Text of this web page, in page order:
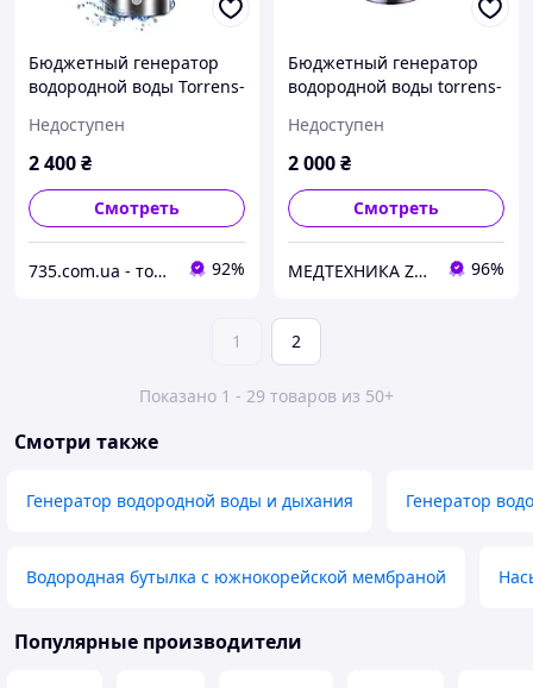
Бюджетный генератор
водородной воды Torrens-
стекло +сталь с зарядкой
от USB, на 430 мл
Недоступен
2 400₴
Смотреть
735.com.ua - товары для дома, медицинское и техническое оборудование с доставкой по Украине 92%
Бюджетный генератор
водородной воды torrens-
Недоступен
2 000₴
Смотреть
МЕДТЕХНИКА ZENET-ДНЕПР - Медицинское и массажное оборудование 96%
1 2
Показано 1 - 29 товаров из 50+
Смотри также
Генератор водородной воды и дыхания Генератор
Водородная бутылка с южнокорейской мембраной
Популярные производители